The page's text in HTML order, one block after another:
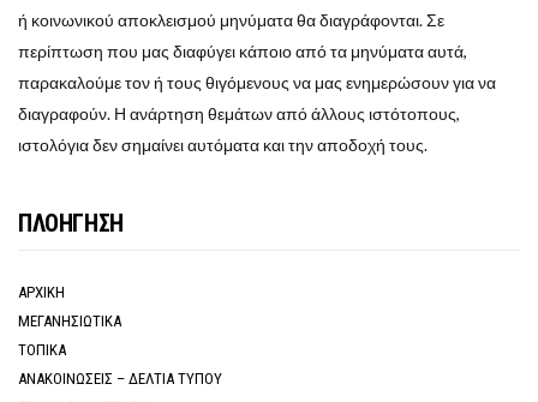
ή κοινωνικού αποκλεισμού μηνύματα θα διαγράφονται. Σε
περίπτωση που μας διαφύγει κάποιο από τα μηνύματα αυτά,
παρακαλούμε τον ή τους θιγόμενους να μας ενημερώσουν για να
διαγραφούν. Η ανάρτηση θεμάτων από άλλους ιστότοπους,
ιστολόγια δεν σημαίνει αυτόματα και την αποδοχή τους.
ΠΛΟΗΓΗΣΗ
ΑΡΧΙΚΗ
ΜΕΓΑΝΗΣΙΩΤΙΚΑ
ΤΟΠΙΚΑ
ΑΝΑΚΟΙΝΩΣΕΙΣ – ΔΕΛΤΙΑ ΤΥΠΟΥ